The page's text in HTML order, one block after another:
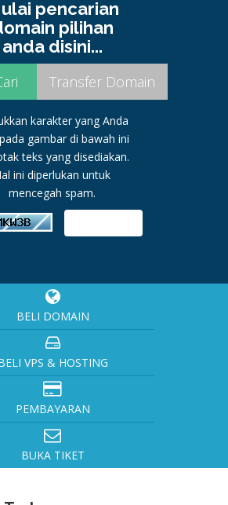
pencarian
pilihan
anda disini...
karakter yang Anda
gambar di bawah ini
teks yang disediakan.
ini diperlukan untuk
mencegah spam.
BELI DOMAIN
VPS & HOSTING
PEMBAYARAN
BUKA TIKET